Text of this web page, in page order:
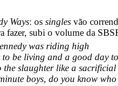
Ways: os singles vão
fazer, subi o volume da
was riding high
be living and a good day
the slaughter like a
boys, do you know